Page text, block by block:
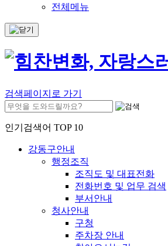
전체메뉴
검색페이지로 가기
인기검색어 TOP 10
강동구안내
행정조직
조직도 및 대표전화
전화번호 및 업무 검색
부서안내
청사안내
구청
주차장 안내